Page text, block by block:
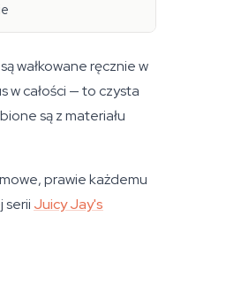
wałkowane ręcznie w
w całości — to czysta
są z materiału
prawie każdemu
serii Juicy Jay's